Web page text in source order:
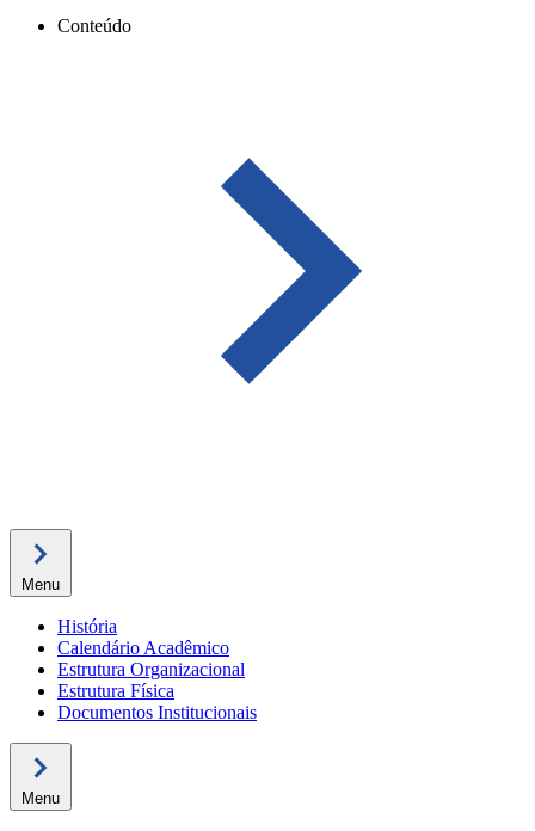
Conteúdo
Menu
História
Calendário Acadêmico
Estrutura Organizacional
Estrutura Física
Documentos Institucionais
Menu